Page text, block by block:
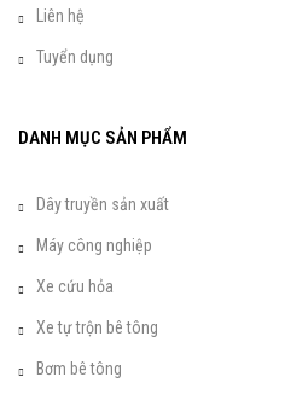
Liên hệ
Tuyển dụng
DANH MỤC SẢN PHẨM
Dây truyền sản xuất
Máy công nghiệp
Xe cứu hỏa
Xe tự trộn bê tông
Bơm bê tông